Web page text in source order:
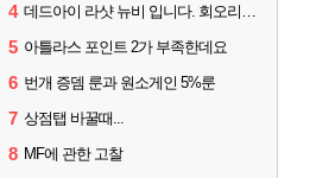
4 데드아이 라샷 뉴비 입니다. 회오리사격은 왜 쓰는건가요?
5 아틀라스 포인트 2가 부족한데요
6 번개 증뎀 룬과 원소게인 5%룬
7 상점탭 바꿀때...
8 MF에 관한 고찰